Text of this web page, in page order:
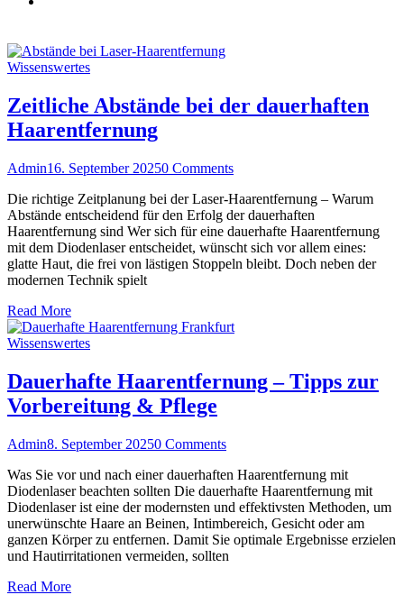
Wissenswertes
Zeitliche Abstände bei der dauerhaften
Haarentfernung
Admin16. September 20250 Comments
Die richtige Zeitplanung bei der Laser-Haarentfernung – Warum
Abstände entscheidend für den Erfolg der dauerhaften
Haarentfernung sind Wer sich für eine dauerhafte Haarentfernung
mit dem Diodenlaser entscheidet, wünscht sich vor allem eines:
glatte Haut, die frei von lästigen Stoppeln bleibt. Doch neben der
modernen Technik spielt
Read More
Wissenswertes
Dauerhafte Haarentfernung – Tipps zur
Vorbereitung & Pflege
Admin8. September 20250 Comments
Was Sie vor und nach einer dauerhaften Haarentfernung mit
Diodenlaser beachten sollten Die dauerhafte Haarentfernung mit
Diodenlaser ist eine der modernsten und effektivsten Methoden, um
unerwünschte Haare an Beinen, Intimbereich, Gesicht oder am
ganzen Körper zu entfernen. Damit Sie optimale Ergebnisse erzielen
und Hautirritationen vermeiden, sollten
Read More